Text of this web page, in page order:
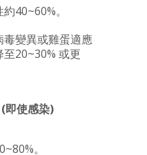
40~60%。
變異或雞蛋適應
20~30% 或更
即使感染)
。